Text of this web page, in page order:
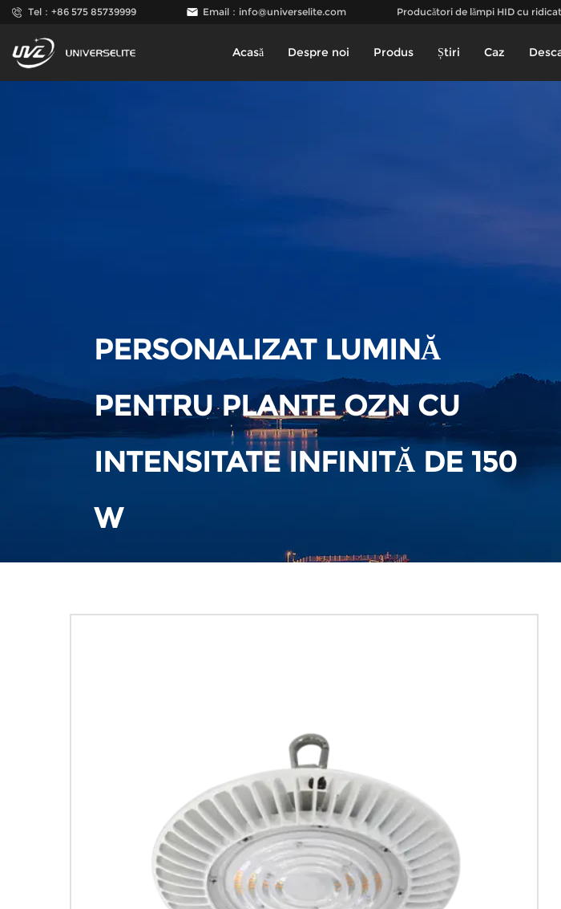
Tel：+86 575 85739999 Email： info@universelite.com Producători de lămpi HID cu
Acasă Despre noi Produs Știri Caz
PERSONALIZAT LUMINĂ
PENTRU PLANTE OZN CU
INTENSITATE INFINITĂ DE 150
W